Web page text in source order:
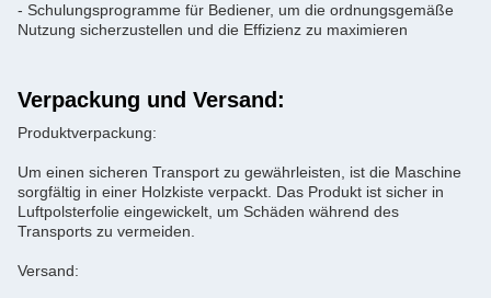
- Schulungsprogramme für Bediener, um die ordnungsgemäße
Nutzung sicherzustellen und die Effizienz zu maximieren
Verpackung und Versand:
Produktverpackung:
Um einen sicheren Transport zu gewährleisten, ist die Maschine
sorgfältig in einer Holzkiste verpackt. Das Produkt ist sicher in
Luftpolsterfolie eingewickelt, um Schäden während des
Transports zu vermeiden.
Versand: